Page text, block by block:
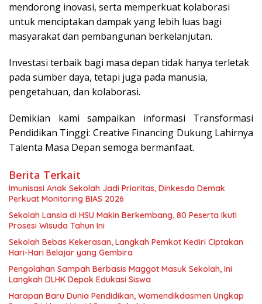
mendorong inovasi, serta memperkuat kolaborasi
untuk menciptakan dampak yang lebih luas bagi
masyarakat dan pembangunan berkelanjutan.
Investasi terbaik bagi masa depan tidak hanya terletak
pada sumber daya, tetapi juga pada manusia,
pengetahuan, dan kolaborasi.
Demikian kami sampaikan informasi Transformasi
Pendidikan Tinggi: Creative Financing Dukung Lahirnya
Talenta Masa Depan semoga bermanfaat.
Berita Terkait
Imunisasi Anak Sekolah Jadi Prioritas, Dinkesda Demak
Perkuat Monitoring BIAS 2026
Sekolah Lansia di HSU Makin Berkembang, 80 Peserta Ikuti
Prosesi Wisuda Tahun Ini
Sekolah Bebas Kekerasan, Langkah Pemkot Kediri Ciptakan
Hari-Hari Belajar yang Gembira
Pengolahan Sampah Berbasis Maggot Masuk Sekolah, Ini
Langkah DLHK Depok Edukasi Siswa
Harapan Baru Dunia Pendidikan, Wamendikdasmen Ungkap